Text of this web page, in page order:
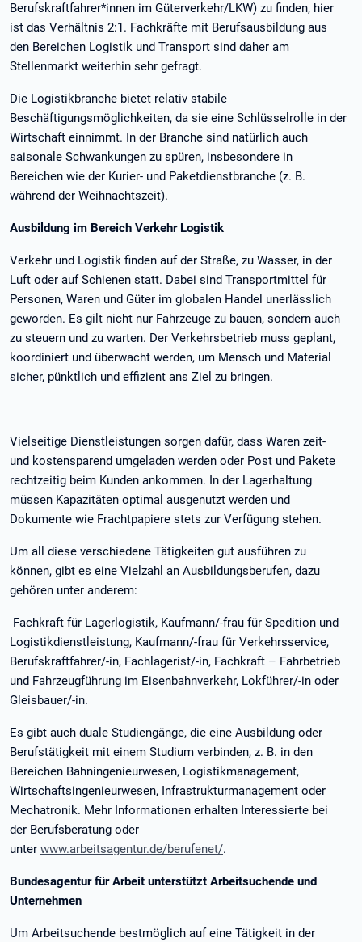
Berufskraftfahrer*innen im Güterverkehr/LKW) zu finden, hier
ist das Verhältnis 2:1. Fachkräfte mit Berufsausbildung aus
den Bereichen Logistik und Transport sind daher am
Stellenmarkt weiterhin sehr gefragt.
Die Logistikbranche bietet relativ stabile
Beschäftigungsmöglichkeiten, da sie eine Schlüsselrolle in der
Wirtschaft einnimmt. In der Branche sind natürlich auch
saisonale Schwankungen zu spüren, insbesondere in
Bereichen wie der Kurier- und Paketdienstbranche (z. B.
während der Weihnachtszeit).
Ausbildung im Bereich Verkehr Logistik
Verkehr und Logistik finden auf der Straße, zu Wasser, in der
Luft oder auf Schienen statt. Dabei sind Transportmittel für
Personen, Waren und Güter im globalen Handel unerlässlich
geworden. Es gilt nicht nur Fahrzeuge zu bauen, sondern auch
zu steuern und zu warten. Der Verkehrsbetrieb muss geplant,
koordiniert und überwacht werden, um Mensch und Material
sicher, pünktlich und effizient ans Ziel zu bringen.
Vielseitige Dienstleistungen sorgen dafür, dass Waren zeit-
und kostensparend umgeladen werden oder Post und Pakete
rechtzeitig beim Kunden ankommen. In der Lagerhaltung
müssen Kapazitäten optimal ausgenutzt werden und
Dokumente wie Frachtpapiere stets zur Verfügung stehen.
Um all diese verschiedene Tätigkeiten gut ausführen zu
können, gibt es eine Vielzahl an Ausbildungsberufen, dazu
gehören unter anderem:
Fachkraft für Lagerlogistik, Kaufmann/-frau für Spedition und
Logistikdienstleistung, Kaufmann/-frau für Verkehrsservice,
Berufskraftfahrer/-in, Fachlagerist/-in, Fachkraft – Fahrbetrieb
und Fahrzeugführung im Eisenbahnverkehr, Lokführer/-in oder
Gleisbauer/-in.
Es gibt auch duale Studiengänge, die eine Ausbildung oder
Berufstätigkeit mit einem Studium verbinden, z. B. in den
Bereichen Bahningenieurwesen, Logistikmanagement,
Wirtschaftsingenieurwesen, Infrastrukturmanagement oder
Mechatronik. Mehr Informationen erhalten Interessierte bei
der Berufsberatung oder
unter www.arbeitsagentur.de/berufenet/.
Bundesagentur für Arbeit unterstützt Arbeitsuchende und
Unternehmen
Um Arbeitsuchende bestmöglich auf eine Tätigkeit in der